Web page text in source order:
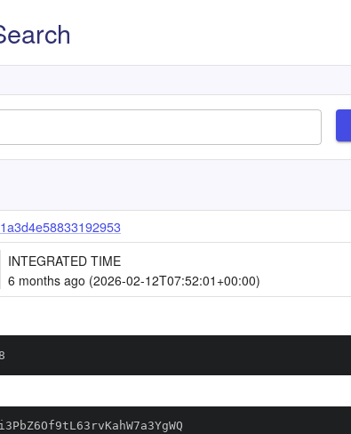
INTEGRATED TIME
6 months ago (2026-02-12T07:52:01+00:00)